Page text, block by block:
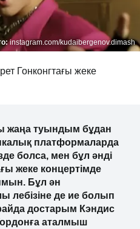
instagram.com/kudaibergenov.dimash
Гонконгтағы жеке
жаңа туындым бұдан
платформаларда
болса, мен бұл әнді
жеке концертімде
Бұл ән
де ие болып
достарым Кэндис
аталмыш